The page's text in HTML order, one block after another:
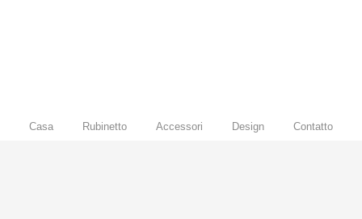
Casa Rubinetto Accessori Design Contatto